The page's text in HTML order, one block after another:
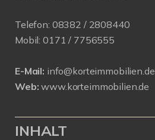
Telefon: 08382 / 2808440
Mobil: 0171 / 7756555
E-Mail: info@korteimmobilien.de
Web: www.korteimmobilien.de
INHALT